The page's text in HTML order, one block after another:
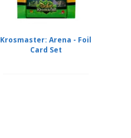
Krosmaster: Arena - Foil
Card Set